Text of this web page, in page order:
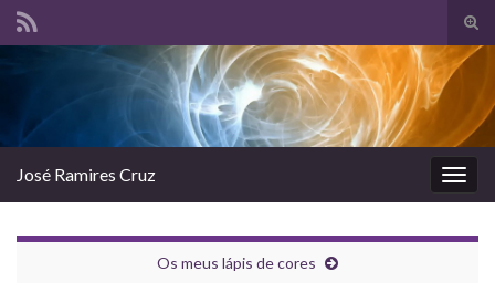
Search for:
José Ramires Cruz
Os meus lápis de cores